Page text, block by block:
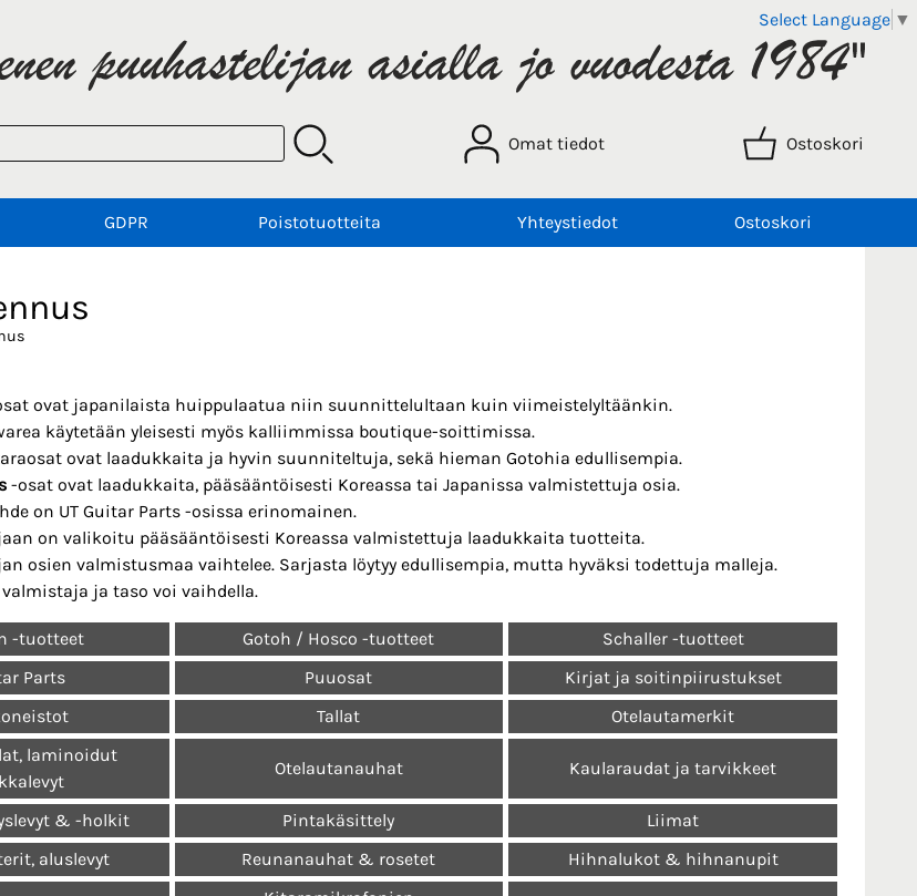
Select Language ▼
Omat tiedot Ostoskori
GDPR Poistotuotteita Yhteystiedot Ostoskori
ovat japanilaista huippulaatua niin suunnittelultaan kuin viimeistelyltäänkin.
käytetään yleisesti myös kalliimmissa boutique-soittimissa.
ovat laadukkaita ja hyvin suunniteltuja, sekä hieman Gotohia edullisempia.
-osat ovat laadukkaita, pääsääntöisesti Koreassa tai Japanissa valmistettuja osia.
on UT Guitar Parts -osissa erinomainen.
on valikoitu pääsääntöisesti Koreassa valmistettuja laadukkaita tuotteita.
osien valmistusmaa vaihtelee. Sarjasta löytyy edullisempia, mutta hyväksi todettuja malleja.
ja taso voi vaihdella.
-tuotteet Gotoh / Hosco -tuotteet
Schaller -tuotteet
Parts
Puuosat
Kirjat ja soitinpiirustukset
Tallat
Otelautamerkit
laminoidut
Otelautanauhat Kaularaudat ja tarvikkeet
& -holkit Pintakäsittely
Liimat
aluslevyt
Reunanauhat & rosetet Hihnalukot & hihnanupit